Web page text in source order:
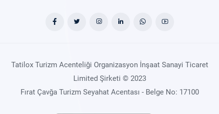
Tatilox Turizm Acenteliği Organizasyon İnşaat Sanayi Ticaret
Limited Şirketi © 2023
Fırat Çavğa Turizm Seyahat Acentası - Belge No: 17100